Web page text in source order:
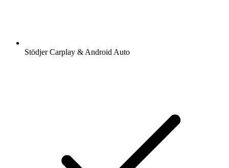
Stödjer Carplay & Android Auto